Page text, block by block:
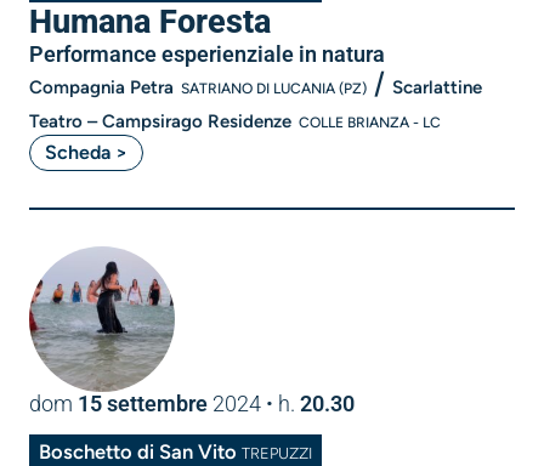
Humana Foresta
Performance esperienziale in natura
Compagnia Petra SATRIANO DI LUCANIA (PZ) / Scarlattine
Teatro – Campsirago Residenze COLLE BRIANZA - LC
Scheda >
dom 15 settembre 2024 • h. 20.30
Boschetto di San Vito TREPUZZI